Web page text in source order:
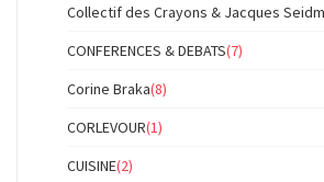
Collectif des Crayons & Jacques
CONFERENCES & DEBATS(7)
Corine Braka(8)
CORLEVOUR(1)
CUISINE(2)